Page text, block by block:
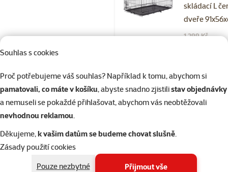
Souhlas s cookies
Proč potřebujeme váš souhlas? Například k tomu, abychom si
pamatovali, co máte v košíku, abyste snadno zjistilistav objednávky
a nemuseli se pokaždé přihlašovat, abychom vás neobtěžovali
nevhodnou reklamou.
Děkujeme,k vašim datům se budeme chovat slušně.
Zásady použití cookies
Pouze nezbytné
Přijmout vše
skládací L
dveře
Původní cena
1 299 Kč
značka
Hodnocení